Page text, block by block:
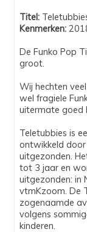
Titel:
Kenmerken:
De Funko Pop
groot.
Wij hechten
wel fragiele
uitermate goed
Teletubbies is
ontwikkeld
uitgezonden.
tot 3 jaar en
uitgezonden: in
vtmKzoom. De
zogenaamde
volgens
kinderen.